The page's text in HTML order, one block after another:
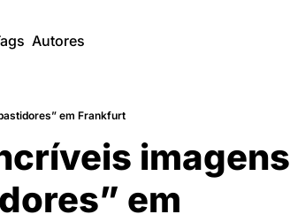
Autores
em Frankfurt
imagens
em